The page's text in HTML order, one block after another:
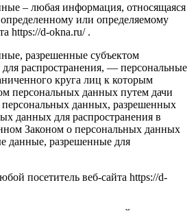
– любая информация, относящаяся
или определяемому
https://d-okna.ru/ .
разрешенные субъектом
распространения, — персональные
круга лиц к которым
персональных данных путем дачи
персональных данных, разрешенных
данных для распространения в
Законом о персональных данных
данные, разрешенные для
посетитель веб-сайта https://d-